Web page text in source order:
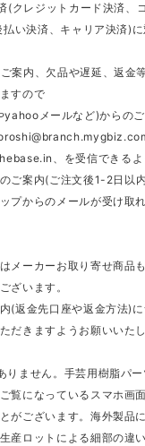
(クレジットカード決済、
い決済、キャリア決済)
案内、欠品や遅延、返金
すので
メールなど)からの
、を受信できる
ご案内(ご注文後1-2日以
プからのメールが受け取
メーカーお取り寄せ商品
ざいます。
(返金先口座や返金方法)
だきますようお願いいたし
ません。手芸用樹脂パー
覧になっているスマホ画
がございます。海外製品
産ロットによる細部の違